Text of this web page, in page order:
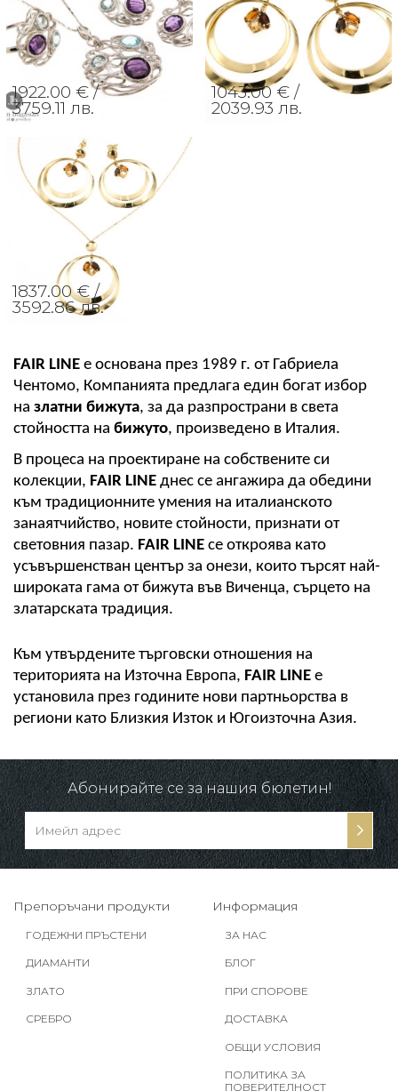
1922.00 € /
3759.11 лв.
1043.00 € /
2039.93 лв.
1837.00 € /
3592.86 лв.
FAIR LINE е основана през 1989 г. от Габриела
Чентомо, Компанията предлага един богат избор
на златни бижута, за да разпространи в света
стойността на бижуто, произведено в Италия.
В процеса на проектиране на собствените си
колекции, FAIR LINE днес се ангажира да обедини
към традиционните умения на италианското
занаятчийство, новите стойности, признати от
световния пазар. FAIR LINE се откроява като
усъвършенстван център за онези, които търсят най-
широката гама от бижута във Виченца, сърцето на
златарската традиция.
Към утвърдените търговски отношения на
територията на Източна Европа, FAIR LINE е
установила през годините нови партньорства в
региони като Близкия Изток и Югоизточна Азия.
Абонирайте се за нашия бюлетин!
Препоръчани продукти
ГОДЕЖНИ ПРЪСТЕНИ
ДИАМАНТИ
ЗЛАТО
СРЕБРО
Информация
ЗА НАС
БЛОГ
ПРИ СПОРОВЕ
ДОСТАВКА
ОБЩИ УСЛОВИЯ
ПОЛИТИКА ЗА
ПОВЕРИТЕЛНОСТ